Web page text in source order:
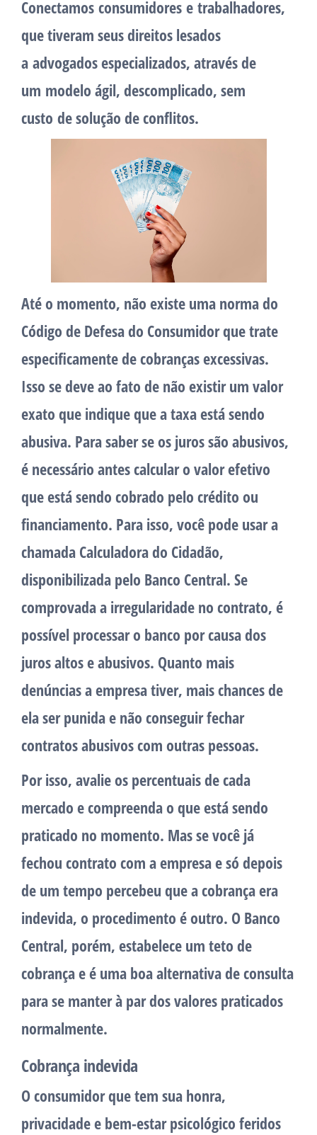
Conectamos consumidores e trabalhadores,
que tiveram seus direitos lesados
a advogados especializados, através de
um modelo ágil, descomplicado, sem
custo de solução de conflitos.
Até o momento, não existe uma norma do
Código de Defesa do Consumidor que trate
especificamente de cobranças excessivas.
Isso se deve ao fato de não existir um valor
exato que indique que a taxa está sendo
abusiva. Para saber se os juros são abusivos,
é necessário antes calcular o valor efetivo
que está sendo cobrado pelo crédito ou
financiamento. Para isso, você pode usar a
chamada Calculadora do Cidadão,
disponibilizada pelo Banco Central. Se
comprovada a irregularidade no contrato, é
possível processar o banco por causa dos
juros altos e abusivos. Quanto mais
denúncias a empresa tiver, mais chances de
ela ser punida e não conseguir fechar
contratos abusivos com outras pessoas.
Por isso, avalie os percentuais de cada
mercado e compreenda o que está sendo
praticado no momento. Mas se você já
fechou contrato com a empresa e só depois
de um tempo percebeu que a cobrança era
indevida, o procedimento é outro. O Banco
Central, porém, estabelece um teto de
cobrança e é uma boa alternativa de consulta
para se manter à par dos valores praticados
normalmente.
Cobrança indevida
O consumidor que tem sua honra,
privacidade e bem-estar psicológico feridos